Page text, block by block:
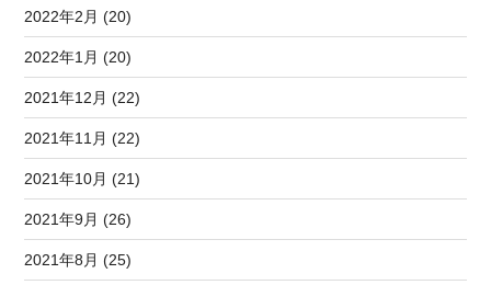
2022年2月 (20)
2022年1月 (20)
2021年12月 (22)
2021年11月 (22)
2021年10月 (21)
2021年9月 (26)
2021年8月 (25)